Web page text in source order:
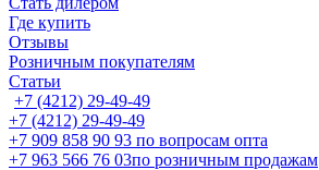
Где купить
Отзывы
Розничным покупателям
Статьи
+7 (4212) 29-49-49
+7 (4212) 29-49-49
+7 909 858 90 93 по вопросам опта
+7 963 566 76 03по розничным продажам